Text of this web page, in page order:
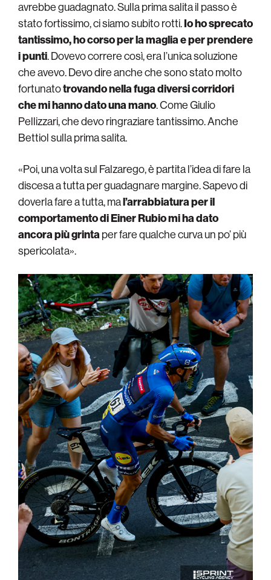
avrebbe guadagnato. Sulla prima salita il passo è
stato fortissimo, ci siamo subito rotti.Io ho sprecato
tantissimo, ho corso per la maglia e per prendere
i punti. Dovevo correre così, era l’unica soluzione
che avevo. Devo dire anche che sono stato molto
fortunatotrovando nella fuga diversi corridori
che mi hanno dato una mano. Come Giulio
Pellizzari, che devo ringraziare tantissimo. Anche
Bettiol sulla prima salita.
«Poi, una volta sul Falzarego, è partita l’idea di fare la
discesa a tutta per guadagnare margine. Sapevo di
doverla fare a tutta, mal’arrabbiatura per il
comportamento di Einer Rubio mi ha dato
ancora più grintaper fare qualche curva un po’ più
spericolata».